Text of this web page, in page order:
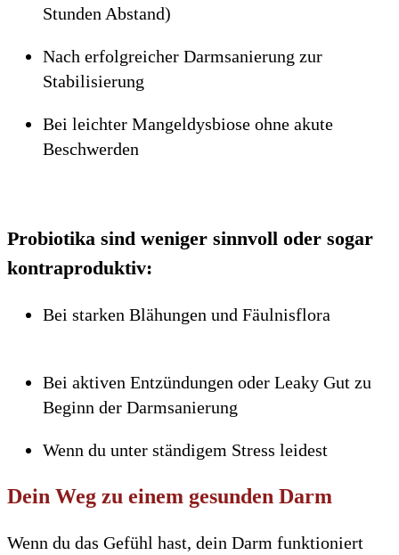
Stunden Abstand)
Nach erfolgreicher Darmsanierung zur
Stabilisierung
Bei leichter Mangeldysbiose ohne akute
Beschwerden
Probiotika sind weniger sinnvoll oder sogar
kontraproduktiv:
Bei starken Blähungen und Fäulnisflora
Bei aktiven Entzündungen oder Leaky Gut zu
Beginn der Darmsanierung
Wenn du unter ständigem Stress leidest
Dein Weg zu einem gesunden Darm
Wenn du das Gefühl hast, dein Darm funktioniert